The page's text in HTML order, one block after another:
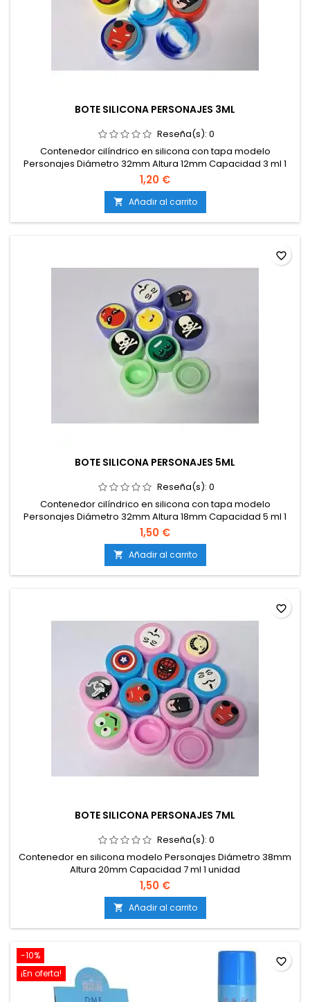
BOTE SILICONA PERSONAJES 3ML
Reseña(s): 0
Contenedor cilíndrico en silicona con tapa modelo
Personajes Diámetro 32mm Altura 12mm Capacidad 3 ml 1
unidad
1,20 €
 Añadir al carrito
BOTE SILICONA PERSONAJES 5ML
Reseña(s): 0
Contenedor cilíndrico en silicona con tapa modelo
Personajes Diámetro 32mm Altura 18mm Capacidad 5 ml 1
unidad
1,50 €
 Añadir al carrito
favorite_border
BOTE SILICONA PERSONAJES 7ML
Reseña(s): 0
Contenedor en silicona modelo Personajes Diámetro 38mm
Altura 20mm Capacidad 7 ml 1 unidad
1,50 €
 Añadir al carrito
favorite_border
-10%
¡En oferta!
favorite_border